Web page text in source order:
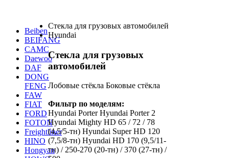
Beiben
BEIFANG
CAMC
Daewoo
DAF
DONG
FENG
FAW
FIAT
FORD
FOTON
Freightliner
HINO
Hongyan
Стекла для грузовых автомобилей
Hyundai
Стекла для грузовых
автомобилей
Лобовые стёкла Боковые стёкла
Фильтр по моделям:
Hyundai Porter Hyundai Porter 2
Hyundai Mighty HD 65 / 72 / 78
(4,5/5-тн) Hyundai Super HD 120
(7,5/8-тн)Hyundai HD 170 (9,5/11-
тн) / 250-270 (20-тн) / 370 (27-тн) /